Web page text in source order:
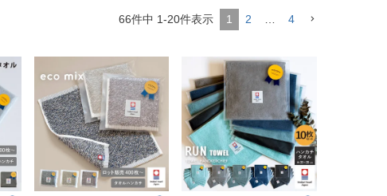
66件中 1-20件表示 1 2 4